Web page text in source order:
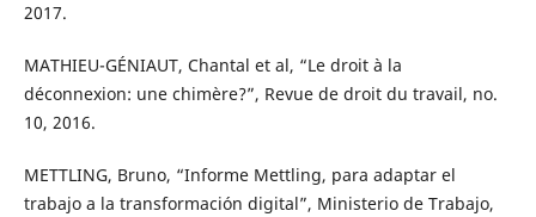
2017.
MATHIEU-GÉNIAUT, Chantal et al, “Le droit à la
déconnexion: une chimère?”, Revue de droit du travail, no.
10, 2016.
METTLING, Bruno, “Informe Mettling, para adaptar el
trabajo a la transformación digital”, Ministerio de Trabajo,